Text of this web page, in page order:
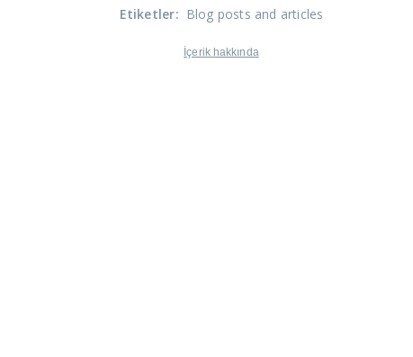
Etiketler: Blog posts and articles
İçerik hakkında